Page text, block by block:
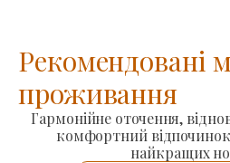
Рекомендовані
проживання
Гармонійне оточення,
комфортний
найкращих